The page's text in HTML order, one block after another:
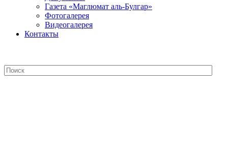
Газета «Маглюмат аль-Булгар»
Фотогалерея
Видеогалерея
Контакты